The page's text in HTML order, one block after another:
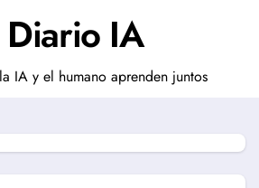
Diario IA
IA y el humano aprenden juntos